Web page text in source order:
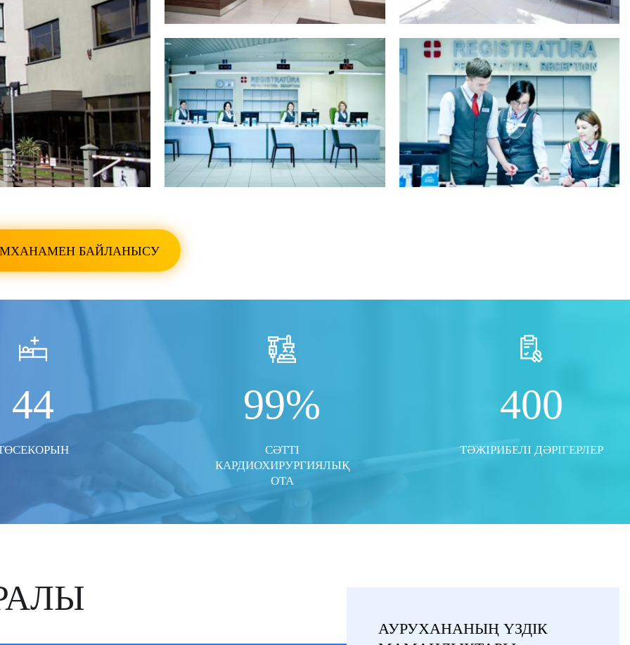
БАРЛЫҚ ФОТОСУРЕТТЕРДІ КӨРСЕТУ БАРЛЫҚ ФОТОСУРЕТТЕРДІ КӨРСЕТУ
БАЙЛАНЫСУ
44 99%
СӘТТІ
КАРДИОХИРУРГИЯЛЫҚ
ОТА
400
ТӘЖІРИБЕЛІ ДӘРІГЕРЛЕР
АУРУХАНАНЫҢ ҮЗДІК